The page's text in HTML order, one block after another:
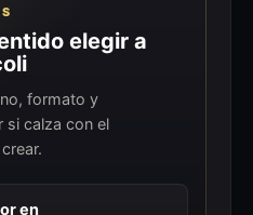
elegir a
formato y
si calza con el
en